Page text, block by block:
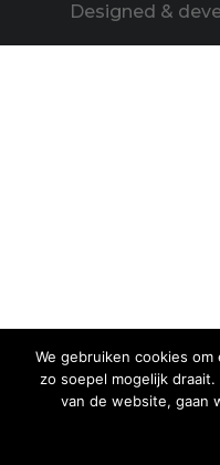
Designed &
We gebruiken cookies
zo soepel mogelijk
van de website, gaan